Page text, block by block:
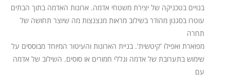
בנויים בטכניקה של יצירת משטחי אדמה. ארונות האדמה בתוך הבתים
עוטרו בסגנון מהודר בשילוב מראות מנצנצות מה שיוצר תחושה של
תחרה
מפוארת ואפילו 'קיטשית'. בניית הארונות והעיטור המיוחד מבוססים על
שימוש בתערובת של אדמה וגללי חמורים או סוסים. השילוב של אדמה
עם